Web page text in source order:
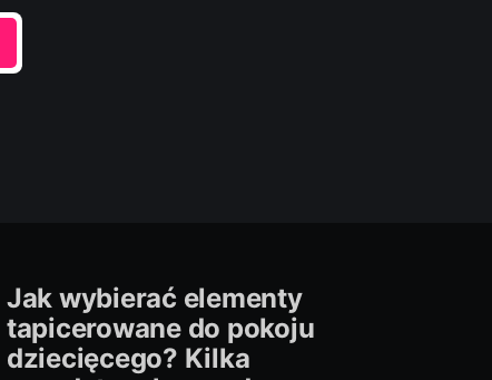
Jak wybierać elementy
tapicerowane do pokoju
dziecięcego? Kilka